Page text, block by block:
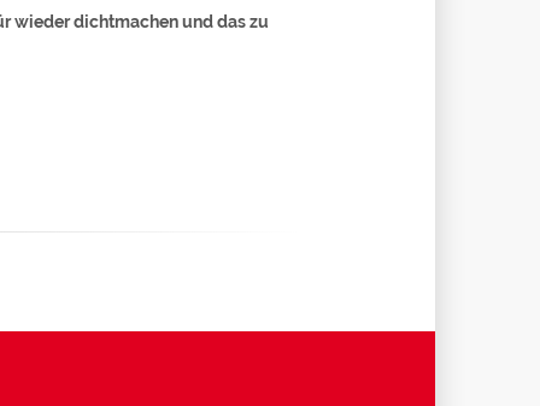
wieder dichtmachen und das zu